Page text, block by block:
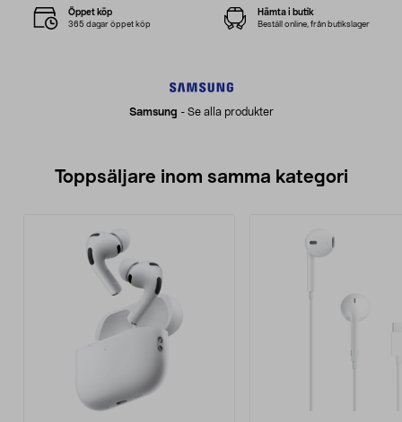
Samsung - Se alla produkter
Öppet köp
365 dagar öppet köp
Hämta i butik
Beställ online, från butikslager
Toppsäljare inom samma kategori